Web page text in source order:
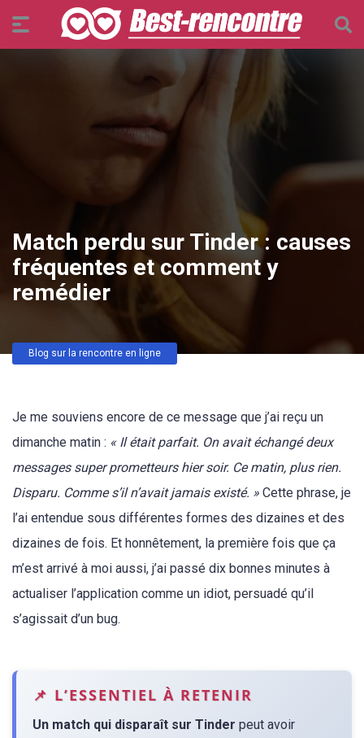
Match perdu sur Tinder : causes
fréquentes et comment y
remédier
Blog sur la rencontre en ligne
Je me souviens encore de ce message que j’ai reçu un
dimanche matin : « Il était parfait. On avait échangé deux
messages super prometteurs hier soir. Ce matin, plus rien.
Disparu. Comme s’il n’avait jamais existé. » Cette phrase, je
l’ai entendue sous différentes formes des dizaines et des
dizaines de fois. Et honnêtement, la première fois que ça
m’est arrivé à moi aussi, j’ai passé dix bonnes minutes à
actualiser l’application comme un idiot, persuadé qu’il
s’agissait d’un bug.
📌 L’ESSENTIEL À RETENIR
Un match qui disparaît sur Tinder peut avoir